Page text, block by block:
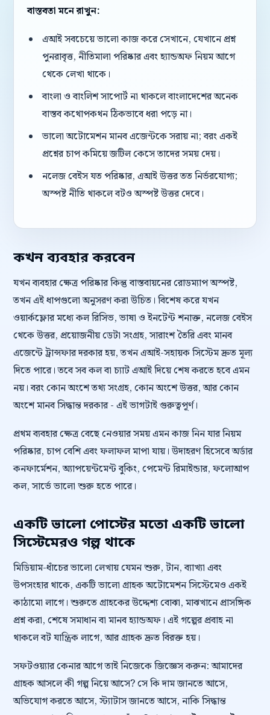
বাস্তবতা মনে রাখুন:
এআই সবচেয়ে ভালো কাজ করে সেখানে, যেখানে প্রশ্ন
পুনরাবৃত্ত, নীতিমালা পরিষ্কার এবং হ্যান্ডঅফ নিয়ম আগে
থেকে লেখা থাকে।
বাংলা ও বাংলিশ সাপোর্ট না থাকলে বাংলাদেশের অনেক
বাস্তব কথোপকথন ঠিকভাবে ধরা পড়ে না।
ভালো অটোমেশন মানব এজেন্টকে সরায় না; বরং একই
প্রশ্নের চাপ কমিয়ে জটিল কেসে তাদের সময় দেয়।
নলেজ বেইস যত পরিষ্কার, এআই উত্তর তত নির্ভরযোগ্য;
অস্পষ্ট নীতি থাকলে বটও অস্পষ্ট উত্তর দেবে।
কখন ব্যবহার করবেন
যখন ব্যবহার ক্ষেত্র পরিষ্কার কিন্তু বাস্তবায়নের রোডম্যাপ অস্পষ্ট,
তখন এই ধাপগুলো অনুসরণ করা উচিত। বিশেষ করে যখন
ওয়ার্কফ্লোর মধ্যে কল রিসিভ, ভাষা ও ইনটেন্ট শনাক্ত, নলেজ বেইস
থেকে উত্তর, প্রয়োজনীয় ডেটা সংগ্রহ, সারাংশ তৈরি এবং মানব
এজেন্টে ট্রান্সফার দরকার হয়, তখন এআই-সহায়ক সিস্টেম দ্রুত মূল্য
দিতে পারে। তবে সব কল বা চ্যাট এআই দিয়ে শেষ করতে হবে এমন
নয়। বরং কোন অংশে তথ্য সংগ্রহ, কোন অংশে উত্তর, আর কোন
অংশে মানব সিদ্ধান্ত দরকার - এই ভাগটাই গুরুত্বপূর্ণ।
প্রথম ব্যবহার ক্ষেত্র বেছে নেওয়ার সময় এমন কাজ নিন যার নিয়ম
পরিষ্কার, চাপ বেশি এবং ফলাফল মাপা যায়। উদাহরণ হিসেবে অর্ডার
কনফার্মেশন, অ্যাপয়েন্টমেন্ট বুকিং, পেমেন্ট রিমাইন্ডার, ফলোআপ
কল, সার্ভে ভালো শুরু হতে পারে।
একটি ভালো পোস্টের মতো একটি ভালো
সিস্টেমেরও গল্প থাকে
মিডিয়াম-ধাঁচের ভালো লেখায় যেমন শুরু, টান, ব্যাখ্যা এবং
উপসংহার থাকে, একটি ভালো গ্রাহক অটোমেশন সিস্টেমেও একই
কাঠামো লাগে। শুরুতে গ্রাহকের উদ্দেশ্য বোঝা, মাঝখানে প্রাসঙ্গিক
প্রশ্ন করা, শেষে সমাধান বা মানব হ্যান্ডঅফ। এই গল্পের প্রবাহ না
থাকলে বট যান্ত্রিক লাগে, আর গ্রাহক দ্রুত বিরক্ত হয়।
সফটওয়্যার কেনার আগে তাই নিজেকে জিজ্ঞেস করুন: আমাদের
গ্রাহক আসলে কী গল্প নিয়ে আসে? সে কি দাম জানতে আসে,
অভিযোগ করতে আসে, স্ট্যাটাস জানতে আসে, নাকি সিদ্ধান্ত